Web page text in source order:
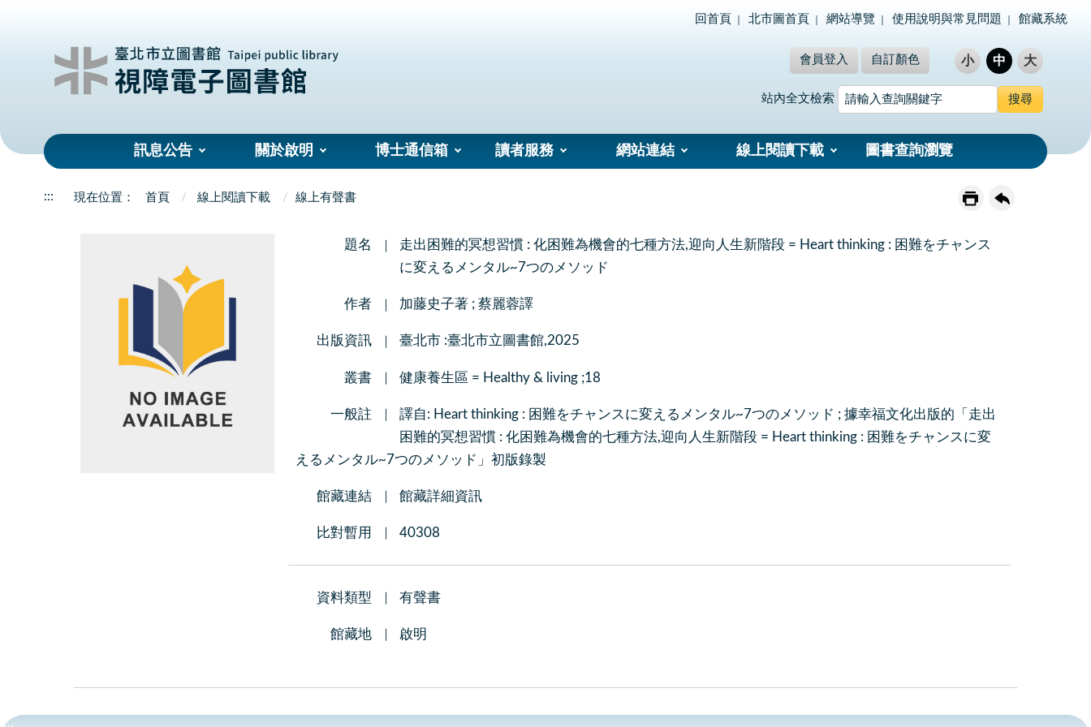
回首頁 北市圖首頁 網站導覽 使用說明與常見問題 館藏系統
會員登入 自訂顏色 小 中 大
站內全文檢索
訊息公告 關於啟明 博士通信箱 讀者服務 網站連結 線上閱讀下載 圖書查詢瀏覽
::: 首頁 線上閱讀下載 線上有聲書
題名
走出困難的冥想習慣 : 化困難為機會的七種方法,迎向人生新階段 = Heart thinking : 困難をチャンス
に変えるメンタル~7つのメソッド
作者 加藤史子著 ; 蔡麗蓉譯
出版資訊 臺北市 :臺北市立圖書館,2025
叢書 健康養生區 = Healthy & living ;18
一般註
譯自: Heart thinking : 困難をチャンスに変えるメンタル~7つのメソッド ; 據幸福文化出版的「走出
困難的冥想習慣 : 化困難為機會的七種方法,迎向人生新階段 = Heart thinking : 困難をチャンスに変
えるメンタル~7つのメソッド」初版錄製
館藏連結 館藏詳細資訊
比對暫用 40308
資料類型 有聲書
館藏地 啟明